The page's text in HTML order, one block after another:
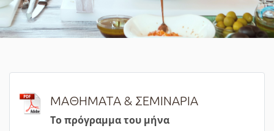
ΜΑΘΗΜΑΤΑ & ΣΕΜΙΝΑΡΙΑ
Το πρόγραμμα του μήνα